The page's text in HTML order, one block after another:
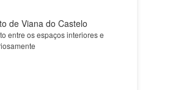
de Viana do Castelo
entre os espaços interiores e